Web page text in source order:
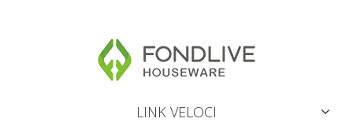
LINK VELOCI